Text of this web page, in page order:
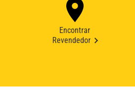
Encontrar
Revendedor